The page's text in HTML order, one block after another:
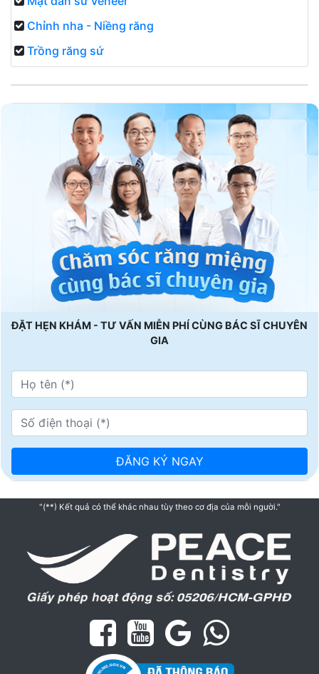
Chỉnh nha - Niềng răng
Trồng răng sứ
ĐẶT HẸN KHÁM - TƯ VẤN MIỄN PHÍ CÙNG BÁC SĨ CHUYÊN
GIA
"(**) Kết quả có thể khác nhau tùy theo cơ địa của mỗi người."